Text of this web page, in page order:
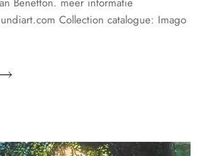
Collection catalogue: Imago